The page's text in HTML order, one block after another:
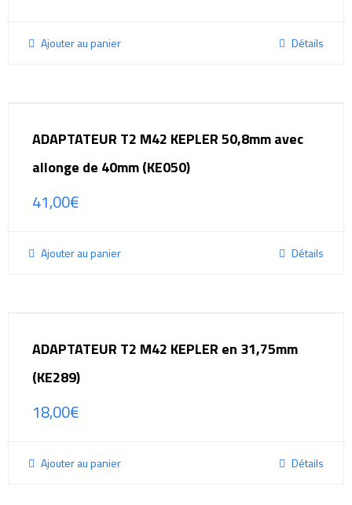
Ajouter au panier Détails
ADAPTATEUR T2 M42 KEPLER 50,8mm avec
allonge de 40mm (KE050)
41,00€
Ajouter au panier Détails
ADAPTATEUR T2 M42 KEPLER en 31,75mm
(KE289)
18,00€
Ajouter au panier Détails